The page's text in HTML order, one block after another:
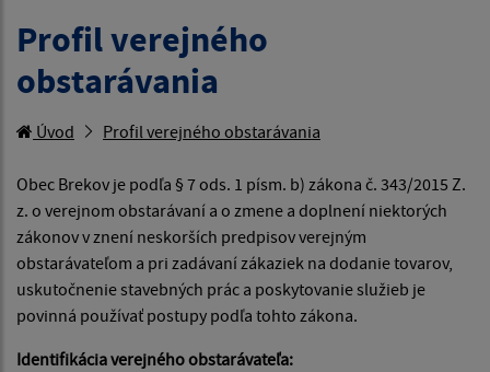
Profil verejného
obstarávania
Úvod Profil verejného obstarávania
Obec Brekov je podľa § 7 ods. 1 písm. b) zákona č. 343/2015 Z.
z. o verejnom obstarávaní a o zmene a doplnení niektorých
zákonov v znení neskorších predpisov verejným
obstarávateľom a pri zadávaní zákaziek na dodanie tovarov,
uskutočnenie stavebných prác a poskytovanie služieb je
povinná používať postupy podľa tohto zákona.
Identifikácia verejného obstarávateľa: